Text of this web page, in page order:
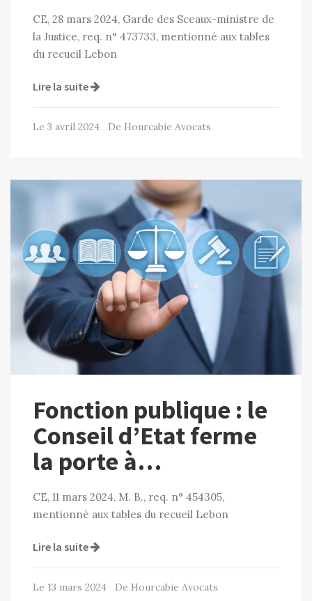
CE, 28 mars 2024, Garde des Sceaux-ministre de
la Justice, req. n° 473733, mentionné aux tables
du recueil Lebon
Lire la suite
Le 3 avril 2024 De Hourcabie Avocats
Fonction publique : le
Conseil d’Etat ferme
la porte à…
CE, 11 mars 2024, M. B., req. n° 454305,
mentionné aux tables du recueil Lebon
Lire la suite
Le 13 mars 2024 De Hourcabie Avocats